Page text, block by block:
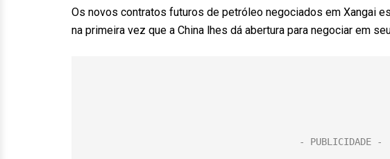
Os novos contratos futuros de petróleo negociados em Xangai
na primeira vez que a China lhes dá abertura para negociar em